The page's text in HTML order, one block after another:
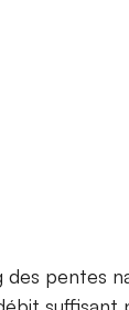
pentes